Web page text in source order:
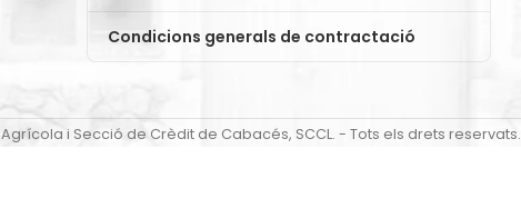
Condicions generals de contractació
Agrícola i Secció de Crèdit de Cabacés, SCCL. - Tots els drets reservats.